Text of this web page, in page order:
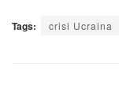
Tags: crisi Ucraina